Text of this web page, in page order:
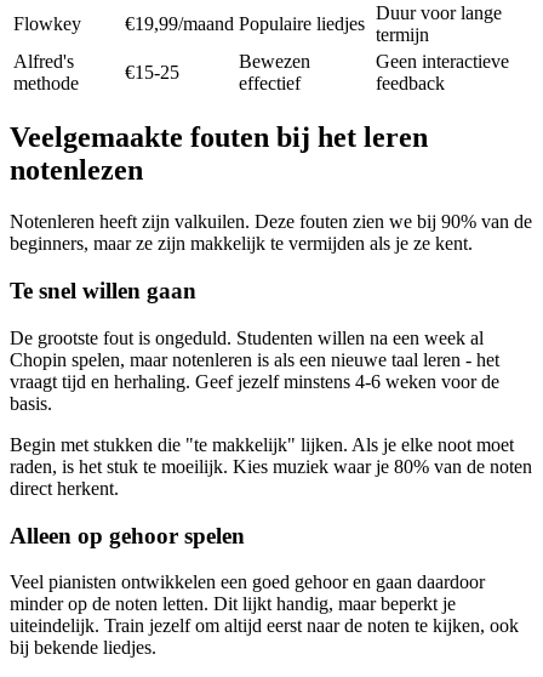
Flowkey
€19,99/maand Populaire liedjes
Duur voor lange
termijn
Alfred's
methode
€15-25
Bewezen
effectief
Geen interactieve
feedback
Veelgemaakte fouten bij het leren
notenlezen
Notenleren heeft zijn valkuilen. Deze fouten zien we bij 90% van de
beginners, maar ze zijn makkelijk te vermijden als je ze kent.
Te snel willen gaan
De grootste fout is ongeduld. Studenten willen na een week al
Chopin spelen, maar notenleren is als een nieuwe taal leren - het
vraagt tijd en herhaling. Geef jezelf minstens 4-6 weken voor de
basis.
Begin met stukken die "te makkelijk" lijken. Als je elke noot moet
raden, is het stuk te moeilijk. Kies muziek waar je 80% van de noten
direct herkent.
Alleen op gehoor spelen
Veel pianisten ontwikkelen een goed gehoor en gaan daardoor
minder op de noten letten. Dit lijkt handig, maar beperkt je
uiteindelijk. Train jezelf om altijd eerst naar de noten te kijken, ook
bij bekende liedjes.